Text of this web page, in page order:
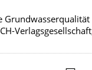
Grundwasserqualität